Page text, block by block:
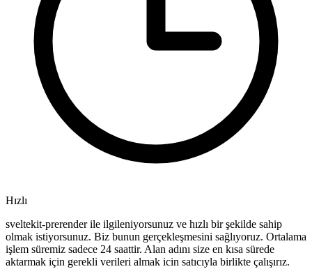
Hızlı
sveltekit-prerender ile ilgileniyorsunuz ve hızlı bir şekilde sahip
olmak istiyorsunuz. Biz bunun gerçekleşmesini sağlıyoruz. Ortalama
işlem süremiz sadece 24 saattir. Alan adını size en kısa sürede
aktarmak için gerekli verileri almak icin satıcıyla birlikte çalışırız.